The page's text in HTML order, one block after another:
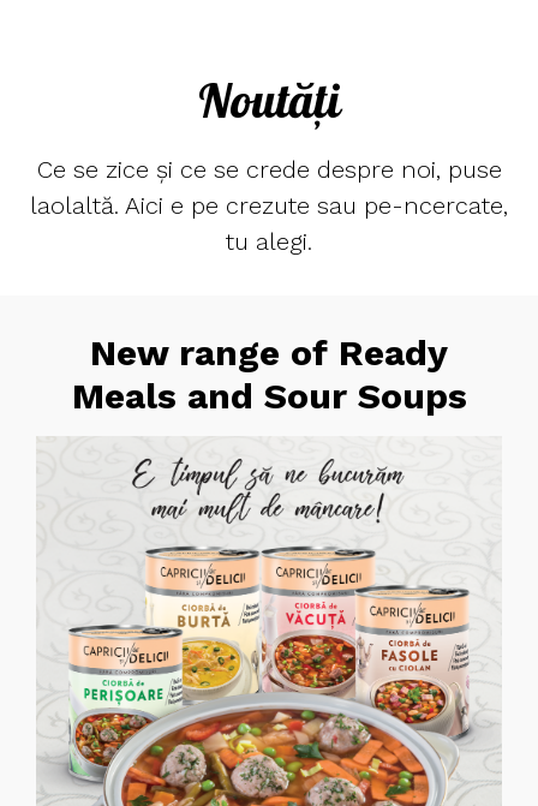
Noutăți
Ce se zice și ce se crede despre noi, puse
laolaltă. Aici e pe crezute sau pe-ncercate,
tu alegi.
New range of Ready
Meals and Sour Soups